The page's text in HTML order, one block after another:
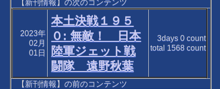
【新刊情報】の次のコンテンツ
2023年
02月
01日
本土決戦１９５
０: 無敵！ 日本
陸軍ジェット戦
闘隊 遠野秋葉
3days 0count
total 1568count
【新刊情報】の前のコンテンツ